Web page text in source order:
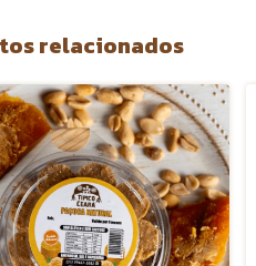
relacionados